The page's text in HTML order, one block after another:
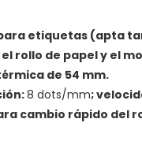
etiquetas (apta
rollo de papel y el
de 54 mm.
8 dots/mm;
cambio rápido del